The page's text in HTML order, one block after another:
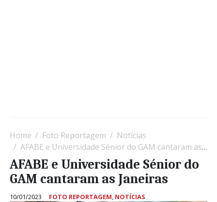
Home Foto Reportagem
Notícias
AFABE e Universidade Sénior do GAM cantaram as Janeiras
AFABE e Universidade Sénior do
GAM cantaram as Janeiras
10/01/2023 FOTO REPORTAGEM, NOTÍCIAS